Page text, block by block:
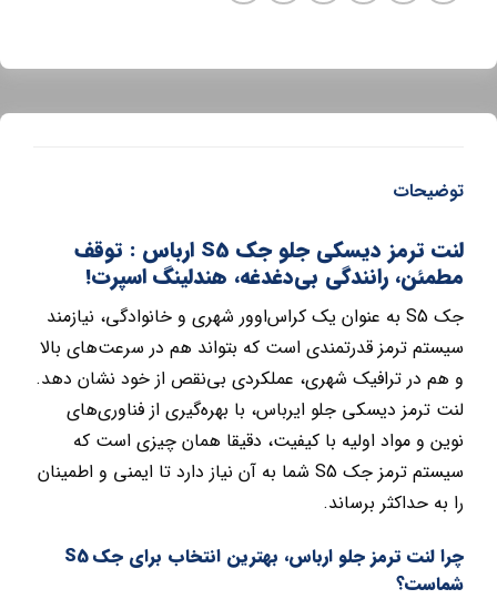
توضیحات
لنت ترمز دیسکی جلو جک S5 ارباس : توقف
مطمئن، رانندگی بی‌دغدغه، هندلینگ اسپرت!
جک S5 به عنوان یک کراس‌اوور شهری و خانوادگی، نیازمند
سیستم ترمز قدرتمندی است که بتواند هم در سرعت‌های بالا
و هم در ترافیک شهری، عملکردی بی‌نقص از خود نشان دهد.
لنت ترمز دیسکی جلو ایرباس، با بهره‌گیری از فناوری‌های
نوین و مواد اولیه با کیفیت، دقیقا همان چیزی است که
سیستم ترمز جک S5 شما به آن نیاز دارد تا ایمنی و اطمینان
را به حداکثر برساند.
چرا لنت ترمز جلو ارباس، بهترین انتخاب برای جک S5
شماست؟